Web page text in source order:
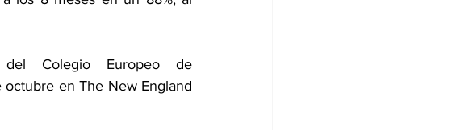
Colegio Europeo de
en The New England